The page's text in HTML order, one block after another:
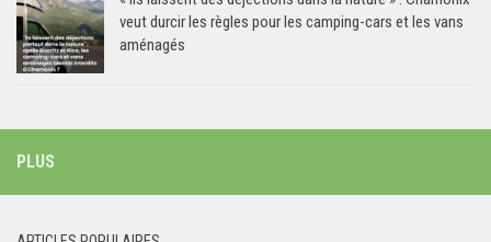
veut durcir les règles pour les camping-cars et les vans
aménagés
PLUS